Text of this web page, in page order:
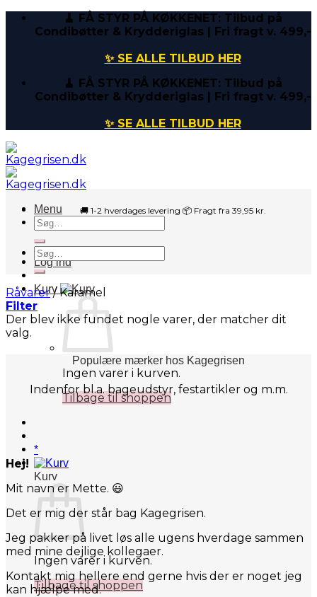
Fortsæt
🧹 FÅ STYR PÅ KØKKENET: Tilbud på
Condibøtter & Krydderiglas | Fri fragt v. 499,-
✨ SE ALLE TILBUD HER
🧹 FÅ STYR PÅ KØKKENET: Tilbud på
Condibøtter & Krydderiglas | Fri fragt v. 499,-
✨ SE ALLE TILBUD HER
Menu
Søg
efter:
Log ind
Kurv
Ingen varer i kurven.
Tilbage til shoppen
*
Kurv
Ingen varer i kurven.
Tilbage til shoppen
🚚 1-2 hverdages levering 📦 Fragt fra 39,95 kr.
Søg
efter:
Råvarer /Karamel
Filter
Der blev ikke fundet nogle varer, der matcher dit
valg.
Populære mærker hos Kagegrisen
Indenfor bl.a. bageudstyr, festartikler og m.m.
Hej!
Mit navn er Mette. 😃
Det er mig der står bag Kagegrisen.
Jeg pakker på livet løs alle ugens hverdage sammen
med mine dejlige kollegaer.
Kontakt mig hellere end gerne hvis der er noget jeg
kan hjælpe med.